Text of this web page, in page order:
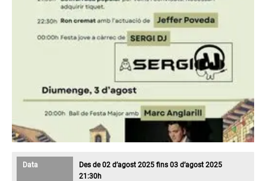
Data
Des de 02 d’agost 2025 fins 03 d’agost 2025
21:30h